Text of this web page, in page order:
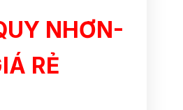
NHƠN-
RẺ